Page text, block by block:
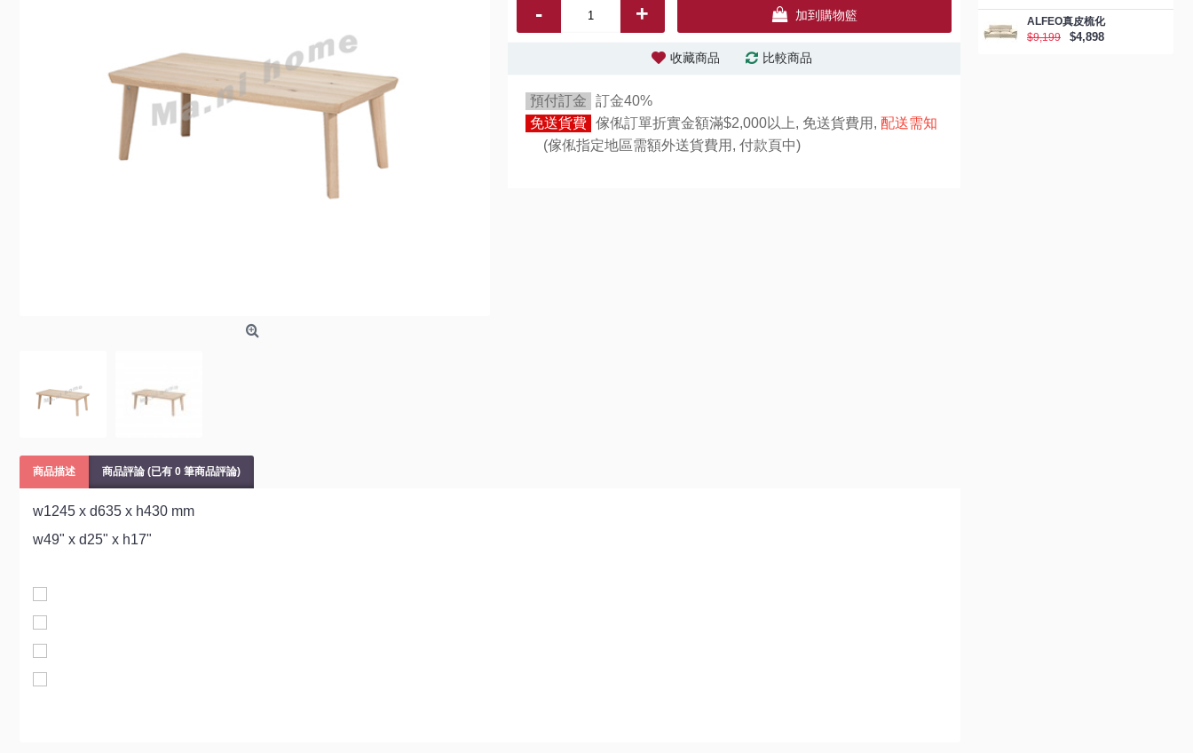
ALFEO真皮梳化
$9,199
$4,898
- + 加到購物籃
收藏商品 比較商品
預付訂金
訂金40%
免送貨費 傢俬訂單折實金額滿$2,000以上, 免送貨費用, 配送需知
(傢俬指定地區需額外送貨費用, 付款頁中)
商品描述 商品評論 (已有 0 筆商品評論)
w1245 x d635 x h430 mm
w49" x d25" x h17"